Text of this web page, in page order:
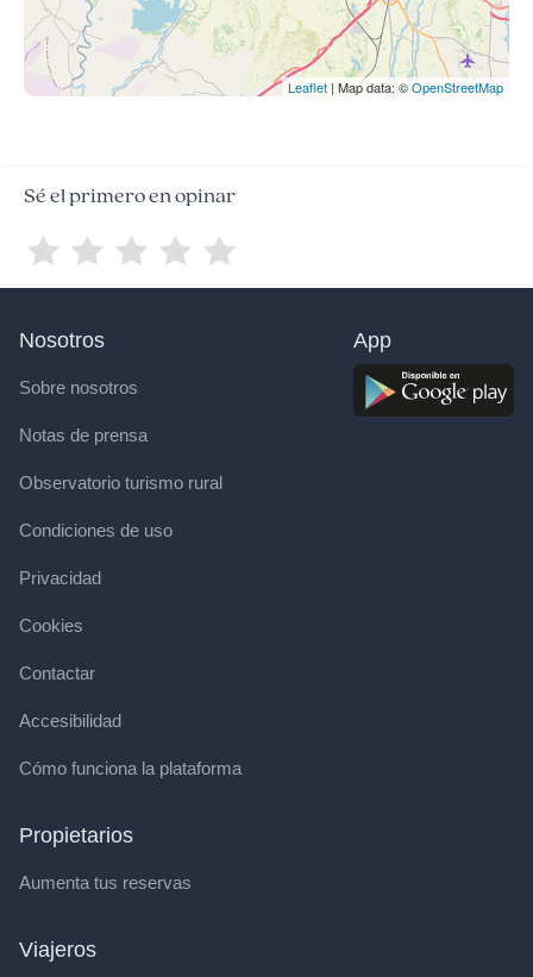
Leaflet | Map data: ©OpenStreetMap
Sé el primero en opinar
Nosotros
Sobre nosotros
Notas de prensa
Observatorio turismo rural
Condiciones de uso
Privacidad
Cookies
Contactar
Accesibilidad
Cómo funciona la plataforma
Propietarios
Aumenta tus reservas
Viajeros
App